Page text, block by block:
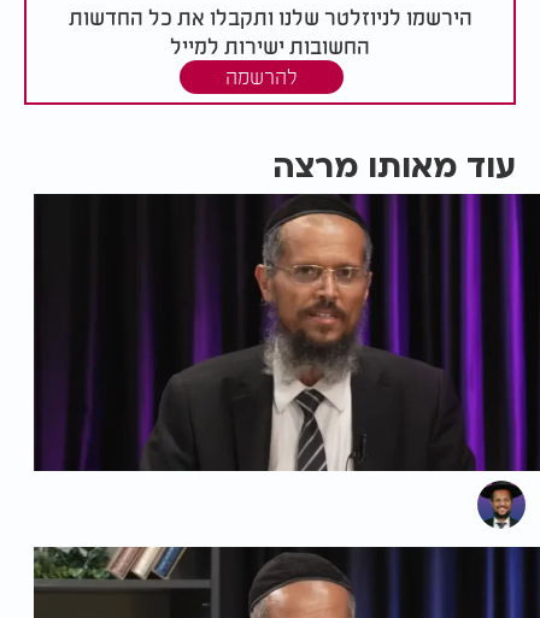
הירשמו לניוזלטר שלנו ותקבלו את כל החדשות
החשובות ישירות למייל
להרשמה
עוד מאותו מרצה